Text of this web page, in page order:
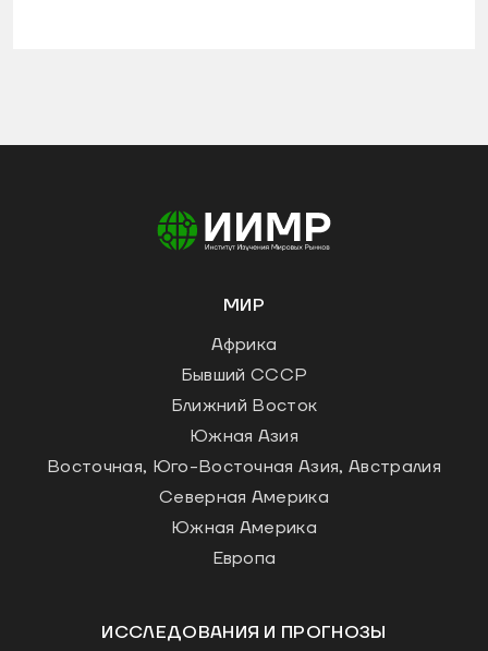
МИР
Африка
Бывший СССР
Ближний Восток
Южная Азия
Восточная, Юго-Восточная Азия, Австралия
Северная Америка
Южная Америка
Европа
ИССЛЕДОВАНИЯ И ПРОГНОЗЫ